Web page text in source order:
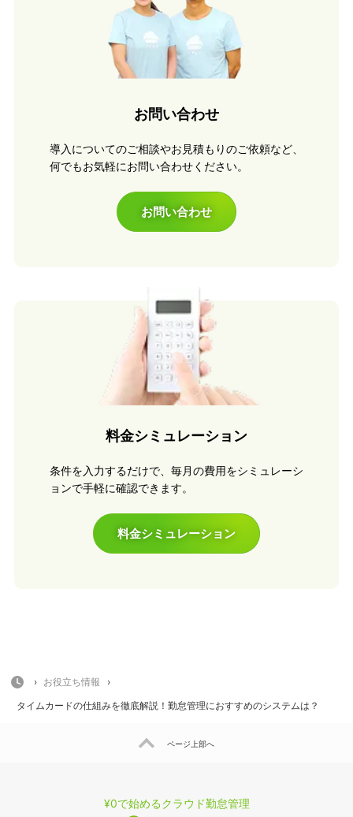
お問い合わせ
導入についてのご相談やお見積もりのご依頼など、
何でもお気軽にお問い合わせください。
お問い合わせ
料金シミュレーション
条件を入力するだけで、毎月の費用をシミュレーシ
ョンで手軽に確認できます。
料金シミュレーション
HOME
› お役立ち情報
›
タイムカードの仕組みを徹底解説！勤怠管理におすすめのシステムは？
ページ上部へ
¥0で始めるクラウド勤怠管理